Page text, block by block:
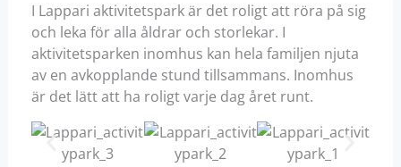
I Lappari aktivitetspark är det roligt att röra på sig
och leka för alla åldrar och storlekar. I
aktivitetsparken inomhus kan hela familjen njuta
av en avkopplande stund tillsammans. Inomhus
är det lätt att ha roligt varje dag året runt.